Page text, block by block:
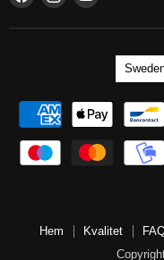
oss
på
oss
på
på
Hem Kvalitet